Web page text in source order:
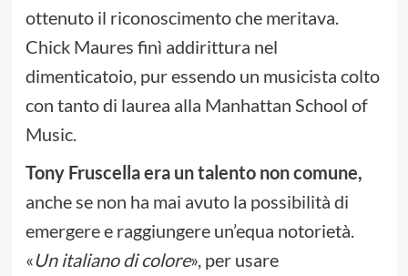
ottenuto il riconoscimento che meritava.
Chick Maures finì addirittura nel
dimenticatoio, pur essendo un musicista colto
con tanto di laurea alla Manhattan School of
Music.
Tony Fruscella era un talento non comune,
anche se non ha mai avuto la possibilità di
emergere e raggiungere un’equa notorietà.
«Un italiano di colore», per usare